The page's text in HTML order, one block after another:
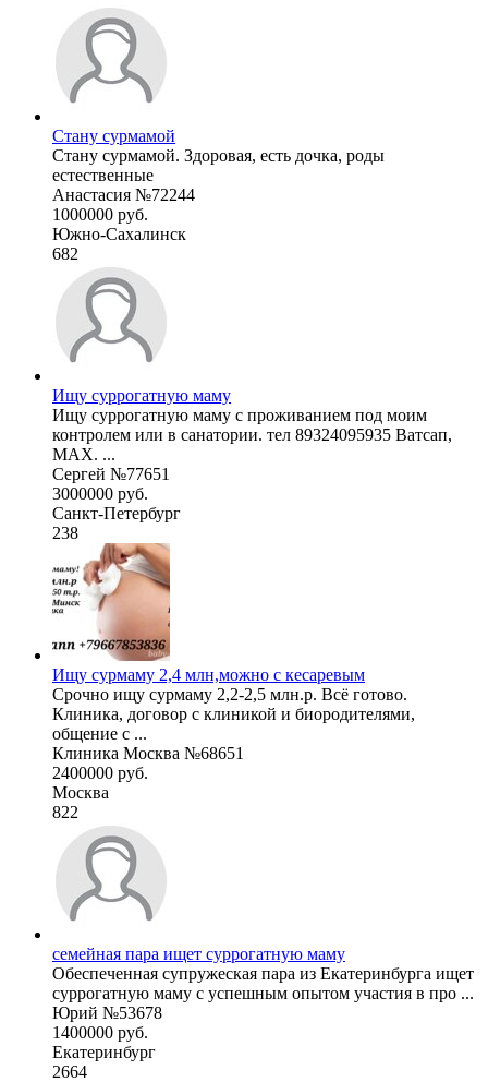
Стану сурмамой
Стану сурмамой. Здоровая, есть дочка, роды
естественные
Анастасия №72244
1000000 руб.
Южно-Сахалинск
682
Ищу суррогатную маму
Ищу суррогатную маму с проживанием под моим
контролем или в санатории. тел 89324095935 Ватсап,
МАХ. ...
Сергей №77651
3000000 руб.
Санкт-Петербург
238
Ищу сурмаму 2,4 млн,можно с кесаревым
Срочно ищу сурмаму 2,2-2,5 млн.р. Всё готово.
Клиника, договор с клиникой и биородителями,
общение с ...
Клиника Москва №68651
2400000 руб.
Москва
822
семейная пара ищет суррогатную маму
Обеспеченная супружеская пара из Екатеринбурга ищет
суррогатную маму с успешным опытом участия в про ...
Юрий №53678
1400000 руб.
Екатеринбург
2664